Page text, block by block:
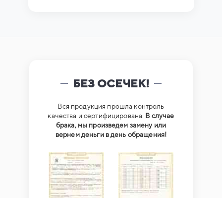
БЕЗ ОСЕЧЕК!
Вся продукция прошла контроль
качества и сертифицирована. В случае
брака, мы произведем замену или
вернем деньги в день обращения!